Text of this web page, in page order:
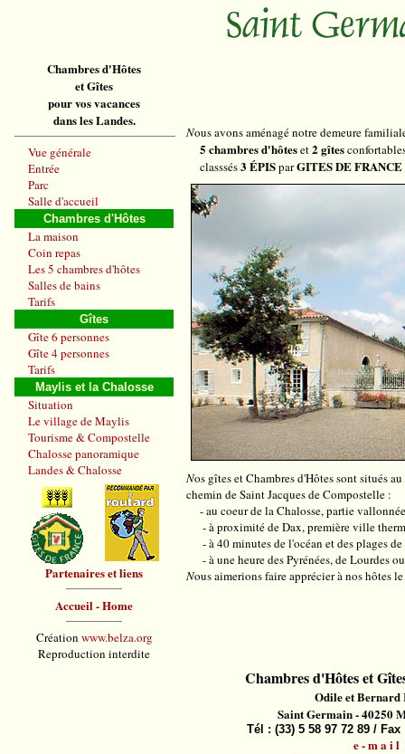
Chambres d'Hôtes
et Gîtes
pour vos vacances
dans les Landes.
Vue générale
Entrée
Parc
Salle d'accueil
Chambres d'Hôtes
La maison
Coin repas
Les 5 chambres d'hôtes
Salles de bains
Tarifs
Gîtes
Gîte 6 personnes
Gîte 4 personnes
Tarifs
Maylis et la Chalosse
Situation
Le village de Maylis
Tourisme & Compostelle
Chalosse panoramique
Landes & Chalosse
Partenaires et liens
Accueil - Home
Création www.belza.org
Reproduction interdite
Nous avons aménagé notre demeure
5 chambres d'hôteset2 gîtes
classsés3 ÉPISparGITES DE FRANCE
Nos gîtes et Chambres d'Hôtes sont situés
chemin de Saint Jacques de Compostelle :
- au coeur de la Chalosse, partie
- à proximité de Dax, première ville
- à 40 minutes de l'océan et des plages
- à une heure des Pyrénées, de Lourdes
Nous aimerions faire apprécier à nos hôtes
Chambres d'Hôtes et
Odile et Bernard
Saint Germain - 40250
Tél : (33) 5 58 97 72 89 / Fax
e - m a i l